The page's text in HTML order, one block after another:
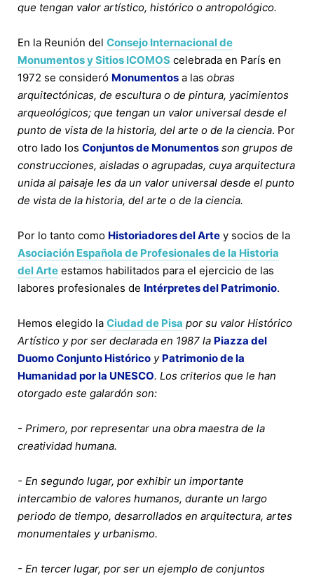
que tengan valor artístico, histórico o antropológico.
En la Reunión del Consejo Internacional de
Monumentos y Sitios ICOMOS celebrada en París en
1972 se consideró Monumentos a las obras
arquitectónicas, de escultura o de pintura, yacimientos
arqueológicos; que tengan un valor universal desde el
punto de vista de la historia, del arte o de la ciencia. Por
otro lado los Conjuntos de Monumentos son grupos de
construcciones, aisladas o agrupadas, cuya arquitectura
unida al paisaje les da un valor universal desde el punto
de vista de la historia, del arte o de la ciencia.
Por lo tanto como Historiadores del Arte y socios de la
Asociación Española de Profesionales de la Historia
del Arte estamos habilitados para el ejercicio de las
labores profesionales de Intérpretes del Patrimonio.
Hemos elegido la Ciudad de Pisa por su valor Histórico
Artístico y por ser declarada en 1987 la Piazza del
Duomo Conjunto Histórico y Patrimonio de la
Humanidad por la UNESCO. Los criterios que le han
otorgado este galardón son:
- Primero, por representar una obra maestra de la
creatividad humana.
- En segundo lugar, por exhibir un importante
intercambio de valores humanos, durante un largo
periodo de tiempo, desarrollados en arquitectura, artes
monumentales y urbanismo.
- En tercer lugar, por ser un ejemplo de conjuntos